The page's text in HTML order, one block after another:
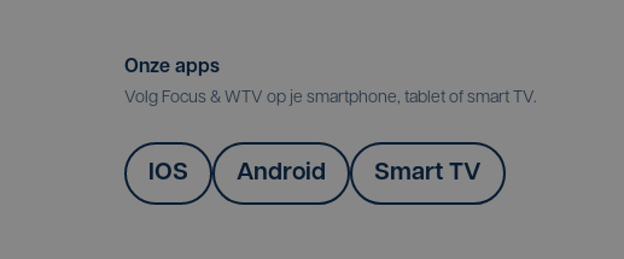
Onze apps
Volg Focus & WTV op je smartphone, tablet of smart TV.
IOS Android Smart TV